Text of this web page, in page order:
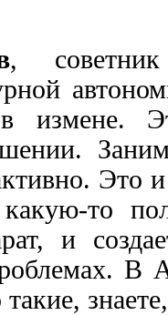
, советник
измене.
Это и
то
и
В